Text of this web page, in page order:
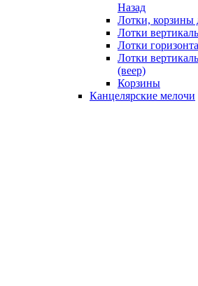
Назад
Лотки, корзины
Лотки
Лотки
Лотки
(веер)
Корзины
Канцелярские мелочи